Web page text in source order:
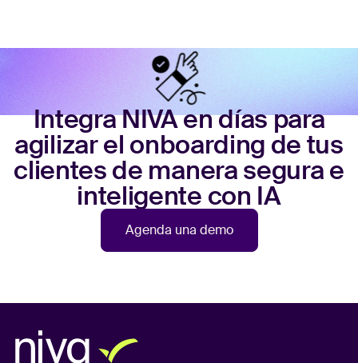
Integra NIVA en días para
agilizar el onboarding de tus
clientes de manera segura e
inteligente con IA
Agenda una demo